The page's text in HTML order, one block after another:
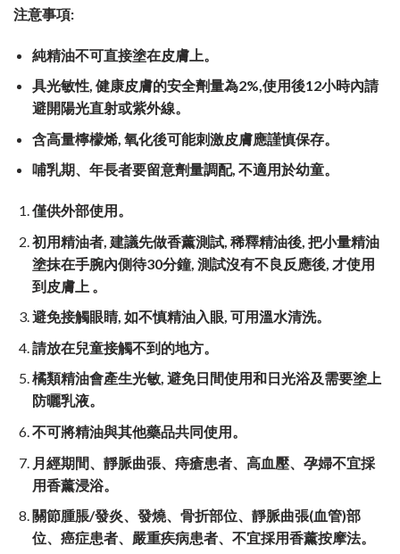
注意事項:
純精油不可直接塗在皮膚上。
具光敏性, 健康皮膚的安全劑量為2%,使用後12小時內請
避開陽光直射或紫外線。
含高量檸檬烯, 氧化後可能刺激皮膚應謹慎保存。
哺乳期、年長者要留意劑量調配, 不適用於幼童。
僅供外部使用。
初用精油者, 建議先做香薰測試, 稀釋精油後, 把小量精油
塗抹在手腕內側待30分鐘, 測試沒有不良反應後, 才使用
到皮膚上 。
避免接觸眼睛, 如不慎精油入眼, 可用溫水清洗。
請放在兒童接觸不到的地方。
橘類精油會產生光敏, 避免日間使用和日光浴及需要塗上
防曬乳液。
不可將精油與其他藥品共同使用。
月經期間、 靜脈曲張、痔瘡患者、高血壓、孕婦不宜採
用香薰浸浴。
關節腫脹/發炎、發燒、骨折部位、靜脈曲張(血管)部
位、癌症患者、嚴重疾病患者、不宜採用香薰按摩法。